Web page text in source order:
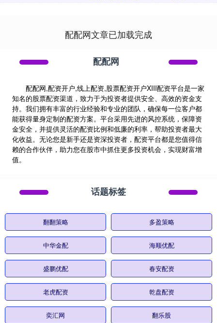
配配网文章已加载完成
配配网
配配网,配资开户,线上配资,股票配资开户XIII‌配资平台是一家
知名的股票配资渠道，致力于为投资者提供安全、高效的资金支
持。我们拥有丰富的行业经验和专业的团队，确保每一位客户都
能获得量身定制的配资方案。平台采用先进的风控系统，保障资
金安全，并提供灵活的配资比例和低廉的利率，帮助投资者最大
化收益。无论您是新手还是资深投资者，配资平台都是您值得信
赖的合作伙伴，助力您在股市中抓住更多投资机会，实现财富增
值。
话题标签
翻翻策略 多盈策略
中华金配 海顺优配
盛鹏优配 春安配资
老虎配资 乾盘配资
奕汇网 翻乐股